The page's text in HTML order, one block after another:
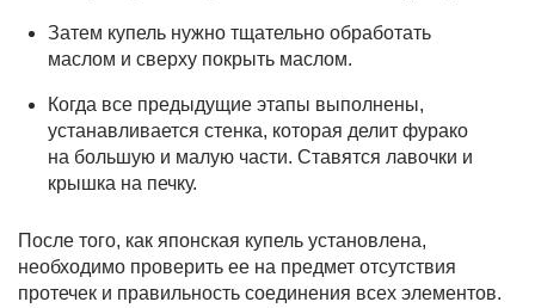
Затем купель нужно тщательно обработать
маслом и сверху покрыть маслом.
Когда все предыдущие этапы выполнены,
устанавливается стенка, которая делит фурако
на большую и малую части. Ставятся лавочки и
крышка на печку.
После того, как японская купель установлена,
необходимо проверить ее на предмет отсутствия
протечек и правильность соединения всех элементов.